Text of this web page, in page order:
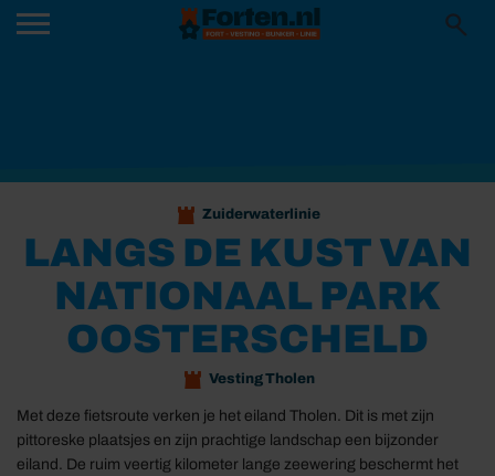
Zuiderwaterlinie
LANGS DE KUST VAN
NATIONAAL PARK
OOSTERSCHELD
Vesting Tholen
Met deze fietsroute verken je het eiland Tholen. Dit is met zijn
pittoreske plaatsjes en zijn prachtige landschap een bijzonder
eiland. De ruim veertig kilometer lange zeewering beschermt het